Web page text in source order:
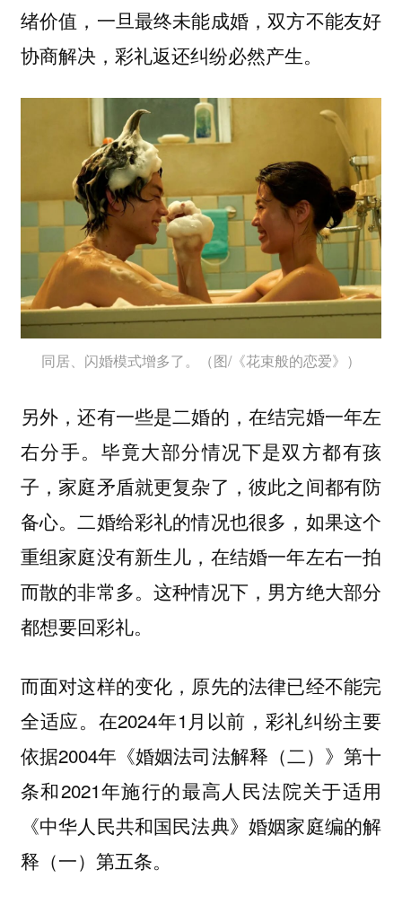
绪价值，一旦最终未能成婚，双方不能友好
协商解决，彩礼返还纠纷必然产生。
同居、闪婚模式增多了。（图/《花束般的恋爱》）
另外，还有一些是二婚的，在结完婚一年左
右分手。毕竟大部分情况下是双方都有孩
子，家庭矛盾就更复杂了，彼此之间都有防
备心。二婚给彩礼的情况也很多，如果这个
重组家庭没有新生儿，在结婚一年左右一拍
而散的非常多。这种情况下，男方绝大部分
都想要回彩礼。
而面对这样的变化，原先的法律已经不能完
全适应。在2024年1月以前，彩礼纠纷主要
依据2004年《婚姻法司法解释（二）》第十
条和2021年施行的最高人民法院关于适用
《中华人民共和国民法典》婚姻家庭编的解
释（一）第五条。